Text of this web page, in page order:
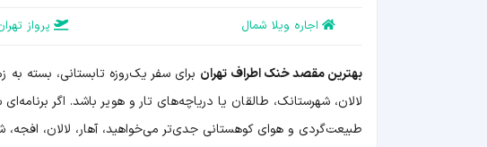
اجاره ویلا شمال پرواز
بهترین مقصد خنک اطراف تهران برای سفر یک‌روزه تابستانی، بسته به
لالان، شهرستانک، طالقان یا دریاچه‌های تار و هویر باشد. اگر
طبیعت‌گردی و هوای کوهستانی جدی‌تر می‌خواهید، آهار، لالان،